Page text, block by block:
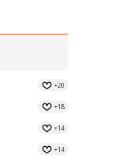
+20
+18
+14
+14